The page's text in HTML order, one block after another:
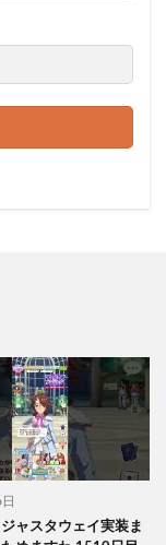
ジャスタウェイ実装ま